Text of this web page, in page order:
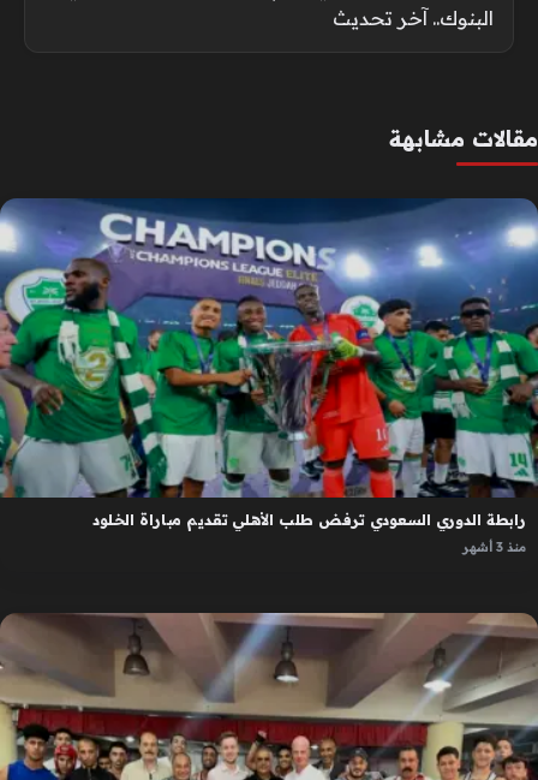
البنوك.. آخر تحديث
مقالات مشابهة
رابطة الدوري السعودي ترفض طلب الأهلي تقديم مباراة الخلود
منذ 3 أشهر